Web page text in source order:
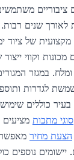
ציבוריים
לאורך שנים רבות.
של ציוד
מכונות וקווי
במגזר
לגדרות
כוללים
סוגי מתכות מציעים
הצעת מחיר
נוספים